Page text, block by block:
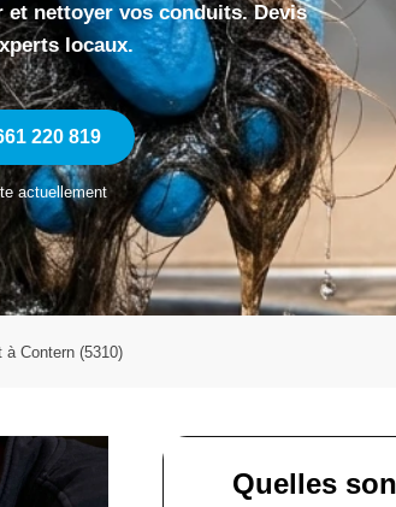
et nettoyer vos conduits. Devis
locaux.
220 819
actuellement
à Contern (5310)
Quelles